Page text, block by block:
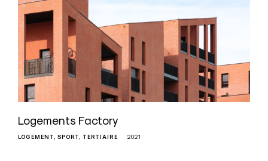
Logements Factory
LOGEMENT SPORT TERTIAIRE 2021